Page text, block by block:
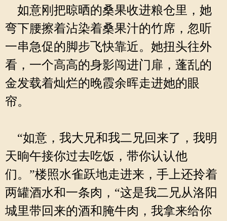
如意刚把晾晒的桑果收进粮仓里，她
弯下腰擦着沾染着桑果汁的竹席，忽听
一串急促的脚步飞快靠近。她扭头往外
看，一个高高的身影闯进门扉，蓬乱的
金发载着灿烂的晚霞余晖走进她的眼
帘。
“如意，我大兄和我二兄回来了，我明
天晌午接你过去吃饭，带你认认他
们。”楼照水雀跃地走进来，手上还拎着
两罐酒水和一条肉，“这是我二兄从洛阳
城里带回来的酒和腌牛肉，我拿来给你